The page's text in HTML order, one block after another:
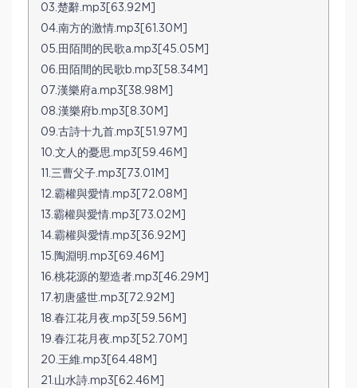
03.楚辭.mp3[63.92M]
04.南方的激情.mp3[61.30M]
05.田陌間的民歌a.mp3[45.05M]
06.田陌間的民歌b.mp3[58.34M]
07.漢樂府a.mp3[38.98M]
08.漢樂府b.mp3[8.30M]
09.古詩十九首.mp3[51.97M]
10.文人的憂思.mp3[59.46M]
11.三曹父子.mp3[73.01M]
12.霸權與愛情.mp3[72.08M]
13.霸權與愛情.mp3[73.02M]
14.霸權與愛情.mp3[36.92M]
15.陶淵明.mp3[69.46M]
16.桃花源的塑造者.mp3[46.29M]
17.初唐盛世.mp3[72.92M]
18.春江花月夜.mp3[59.56M]
19.春江花月夜.mp3[52.70M]
20.王維.mp3[64.48M]
21.山水詩.mp3[62.46M]